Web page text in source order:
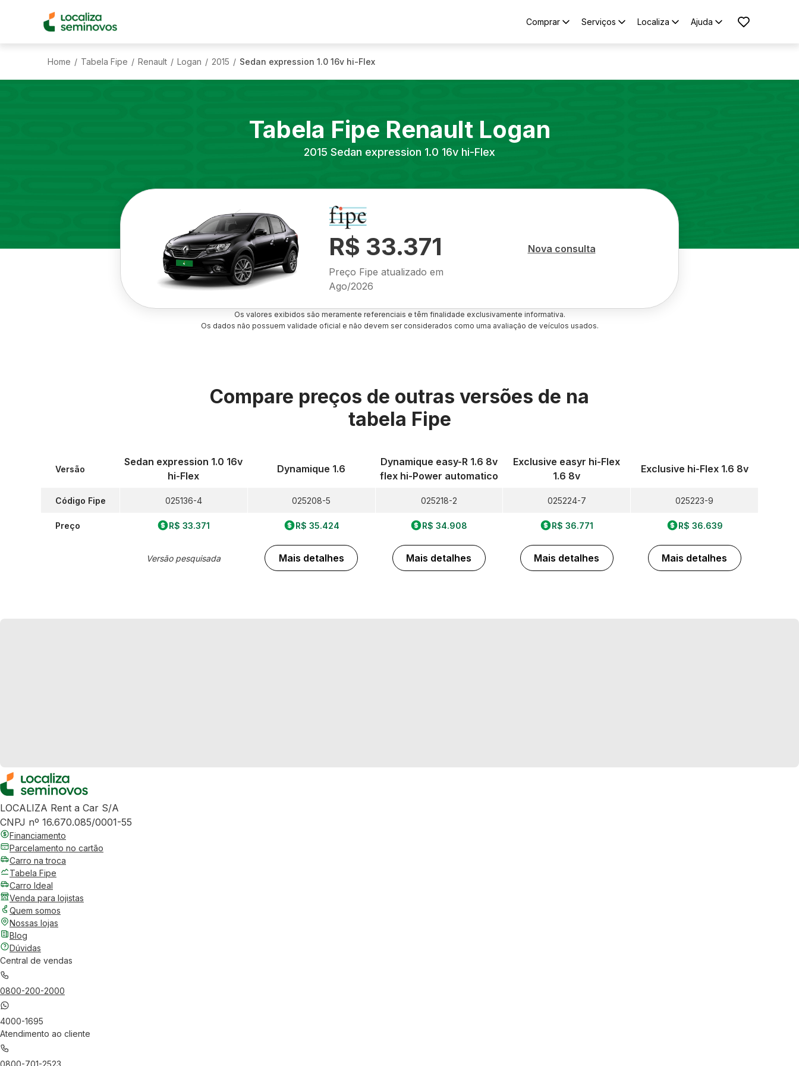
Comprar Serviços Localiza Ajuda
Home / Tabela Fipe / Renault / Logan / 2015 / Sedan expression 1.0 16v hi-Flex
Tabela Fipe Renault Logan
2015 Sedan expression 1.0 16v hi-Flex
R$ 33.371
Preço Fipe atualizado em
Ago/2026
Nova consulta
Os valores exibidos são meramente referenciais e têm finalidade exclusivamente informativa.
Os dados não possuem validade oficial e não devem ser considerados como uma avaliação de veículos usados.
Compare preços de outras versões de na
tabela Fipe
Versão
Código Fipe
Preço
Sedan expression 1.0 16v
hi-Flex
025136-4
R$ 33.371
Versão pesquisada
Dynamique 1.6
025208-5
R$ 35.424
Mais detalhes
Dynamique easy-R 1.6 8v
flex hi-Power automatico
025218-2
R$ 34.908
Mais detalhes
Exclusive easyr hi-Flex
1.6 8v
025224-7
R$ 36.771
Mais detalhes
Exclusive hi-Flex 1.6 8v
025223-9
R$ 36.639
Mais detalhes
LOCALIZA Rent a Car S/A
CNPJ nº 16.670.085/0001-55
Financiamento
Parcelamento no cartão
Carro na troca
Tabela Fipe
Carro Ideal
Venda para lojistas
Quem somos
Nossas lojas
Blog
Dúvidas
Central de vendas
0800-200-2000
4000-1695
Atendimento ao cliente
0800-701-2523